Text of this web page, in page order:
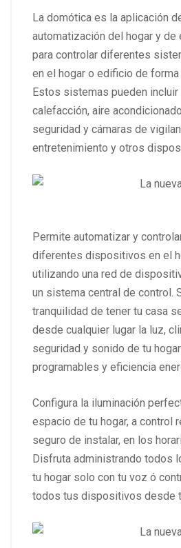
La domótica es la aplicación
automatización del hogar y
para controlar diferentes
en el hogar o edificio de forma
Estos sistemas pueden incluir
calefacción, aire
seguridad y cámaras de
entretenimiento y otros
Permite automatizar y
diferentes dispositivos en el
utilizando una red de
un sistema central de control.
tranquilidad de tener tu casa
desde cualquier lugar la luz,
seguridad y sonido de tu
programables y eficiencia
Configura la iluminación
espacio de tu hogar, a control
seguro de instalar, en los
Disfruta administrando todos
tu hogar solo con tu voz ó
todos tus dispositivos desde